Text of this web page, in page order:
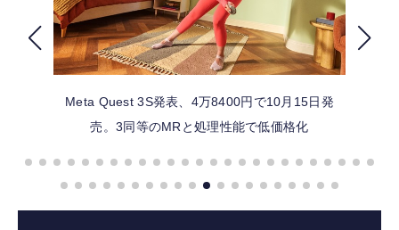
FOLLOW US
Meta Quest 3S発表、4万8400円で10月15日発
売。3同等のMRと処理性能で低価格化